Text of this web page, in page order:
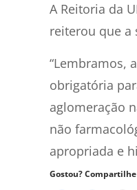
A Reitoria da
reiterou que a
“Lembramos,
obrigatória
aglomeração
não
apropriada e
Gostou?